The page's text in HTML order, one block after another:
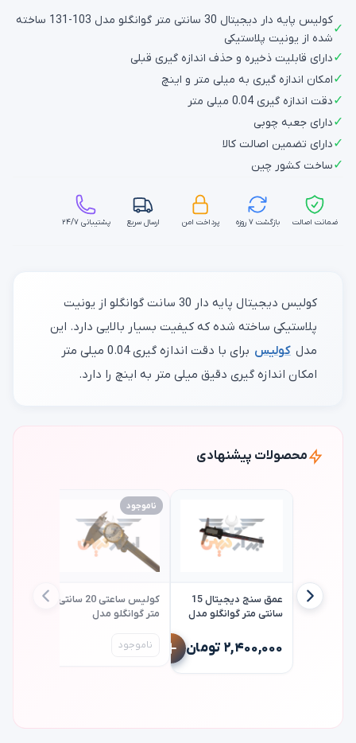
✓
کولیس پایه دار دیجیتال 30 سانتی متر گوانگلو مدل 103-131 ساخته
شده از یونیت پلاستیکی
✓دارای قابلیت ذخیره و حذف اندازه گیری قبلی
✓امکان اندازه گیری به میلی متر و اینچ
✓دقت اندازه گیری 0.04 میلی متر
✓دارای جعبه چوبی
✓دارای تضمین اصالت کالا
✓ساخت کشور چین
ضمانت اصالت بازگشت ۷ روزه پرداخت امن ارسال سریع پشتیبانی ۲۴/۷
کولیس دیجیتال پایه دار 30 سانت گوانگلو از یونیت
پلاستیکی ساخته شده که کیفیت بسیار بالایی دارد. این
مدل کولیس
برای با دقت اندازه گیری 0.04 میلی متر
امکان اندازه گیری دقیق میلی متر به اینچ را دارد.
محصولات پیشنهادی
عمق سنج دیجیتال 15
سانتی متر گوانگلو مدل
۲,۴۰۰,۰۰۰ تومان
ناموجود
کولیس ساعتی 20 سانتی
متر گوانگلو مدل
ناموجود